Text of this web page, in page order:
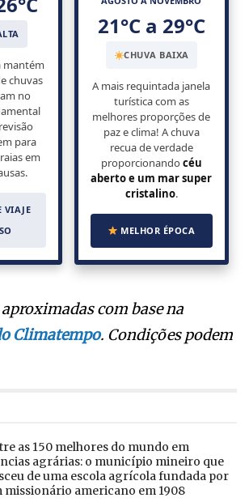
mantém
chuvas
no
para
em
VIAJE
21°C a 29°C
CHUVA BAIXA
A mais requintada janela
turística com as
melhores proporções de
paz e clima! A chuva
recua de verdade
proporcionando céu
aberto e um mar super
cristalino.
MELHOR ÉPOCA
com base na
Climatempo. Condições podem
as 150 melhores do mundo em
agrárias: o município mineiro que
de uma escola agrícola fundada por
missionário americano em 1908